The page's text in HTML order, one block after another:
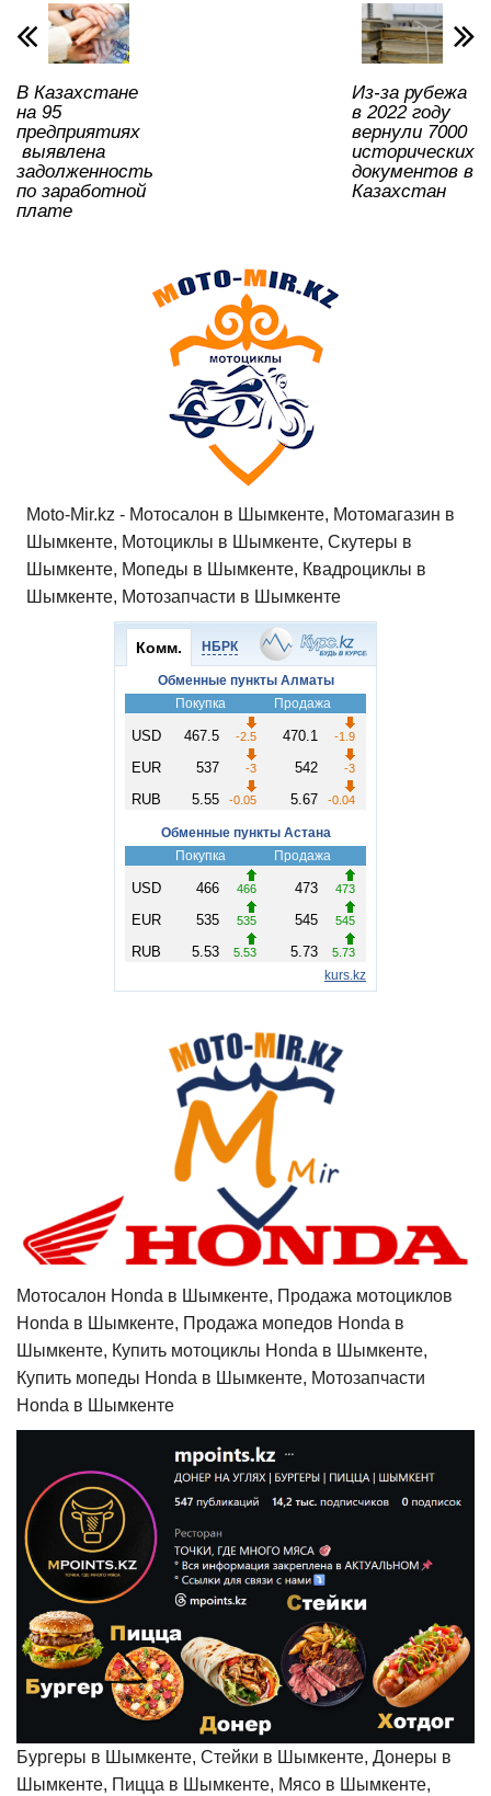
p
p
o
o
k
и
ть
В Казахстане
на 95
предприятиях
выявлена
задолженность
по заработной
плате
Из-за рубежа
в 2022 году
вернули 7000
исторических
документов в
Казахстан
Moto-Mir.kz - Мотосалон в Шымкенте, Мотомагазин в
Шымкенте, Мотоциклы в Шымкенте, Скутеры в
Шымкенте, Мопеды в Шымкенте, Квадроциклы в
Шымкенте, Мотозапчасти в Шымкенте
Мотосалон Honda в Шымкенте, Продажа мотоциклов
Honda в Шымкенте, Продажа мопедов Honda в
Шымкенте, Купить мотоциклы Honda в Шымкенте,
Купить мопеды Honda в Шымкенте, Мотозапчасти
Honda в Шымкенте
Бургеры в Шымкенте, Стейки в Шымкенте, Донеры в
Шымкенте, Пицца в Шымкенте, Мясо в Шымкенте,